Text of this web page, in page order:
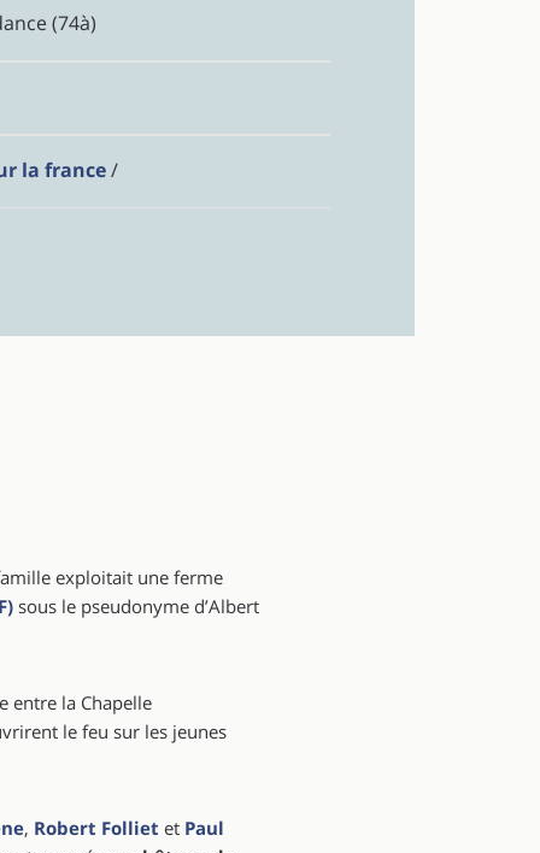
(74à)
la france/
exploitait une ferme
sous le pseudonyme d’Albert
entre la Chapelle
le feu sur les jeunes
, Robert Folliet et Paul